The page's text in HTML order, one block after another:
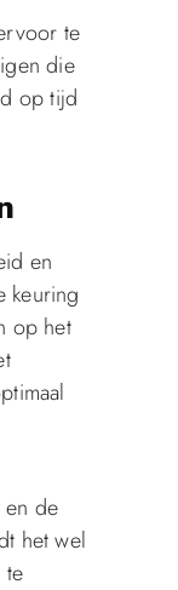
te
die
op tijd
en
keuring
op het
de
het wel
te